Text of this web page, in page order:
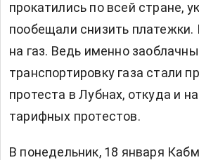
прокатились по всей стране,
пообещали снизить платежки.
на газ. Ведь именно
транспортировку газа стали
протеста в Лубнах, откуда и
тарифных протестов.
В понедельник, 18 января